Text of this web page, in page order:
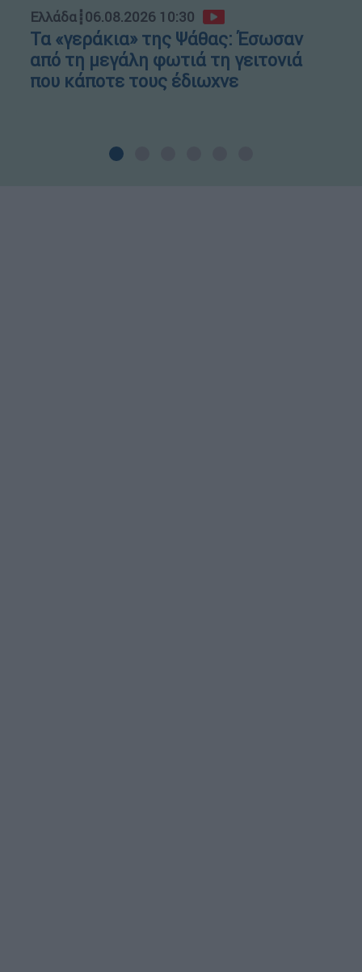
Ελλάδα┋06.08.2026 10:30
Τα «γεράκια» της Ψάθας: Έσωσαν
από τη μεγάλη φωτιά τη γειτονιά
που κάποτε τους έδιωχνε